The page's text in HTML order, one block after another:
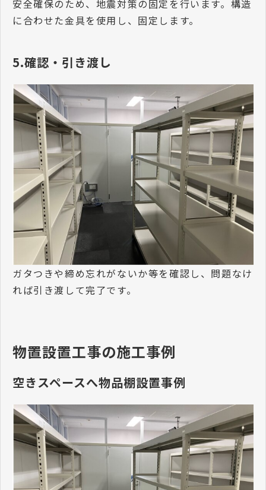
安全確保のため、地震対策の固定を行います。構造
に合わせた金具を使用し、固定します。
5.確認・引き渡し
ガタつきや締め忘れがないか等を確認し、問題なけ
れば引き渡して完了です。
物置設置工事の施工事例
空きスペースへ物品棚設置事例